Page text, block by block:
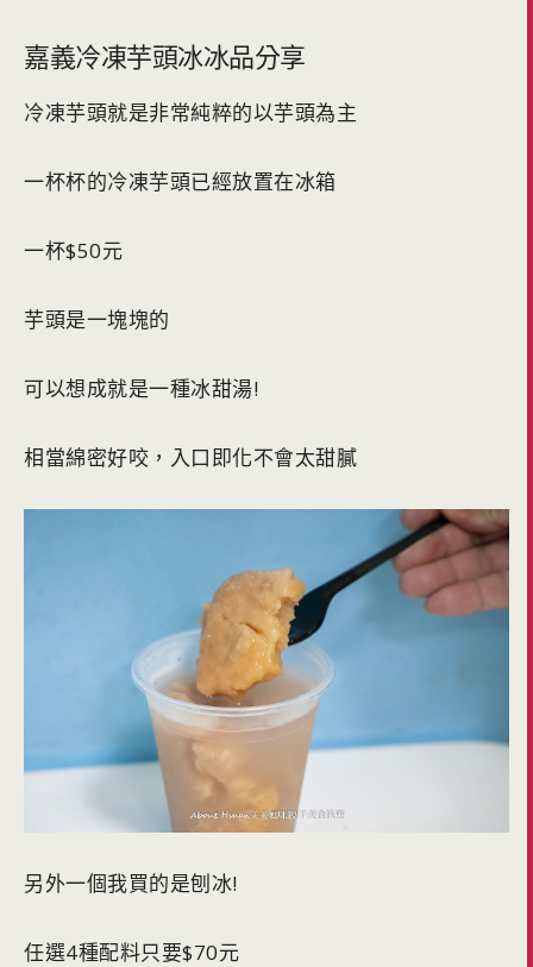
嘉義冷凍芋頭冰冰品分享
冷凍芋頭就是非常純粹的以芋頭為主
一杯杯的冷凍芋頭已經放置在冰箱
一杯$50元
芋頭是一塊塊的
可以想成就是一種冰甜湯!
相當綿密好咬，入口即化不會太甜膩
另外一個我買的是刨冰!
任選4種配料只要$70元